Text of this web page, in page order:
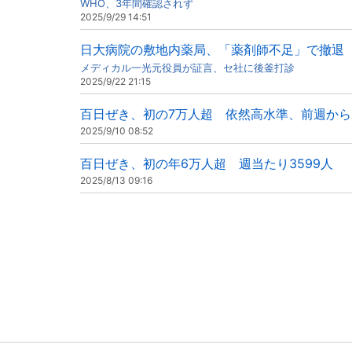
WHO、3年間確認されず
2025/9/29 14:51
日大病院の敷地内薬局、「薬剤師不足」で撤退
メディカル一光元役員が証言、セ社に後釜打診
2025/9/22 21:15
百日ぜき、初の7万人超 依然高水準、前週か
2025/9/10 08:52
百日ぜき、初の年6万人超 週当たり3599人
2025/8/13 09:16